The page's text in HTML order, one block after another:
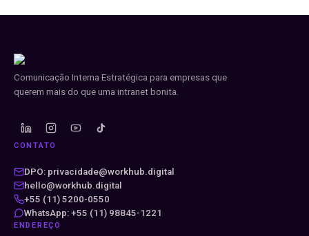
Comunicação Interna Estratégica para empresas que
querem mais do que uma intranet bonita.
CONTATO
DPO: privacidade@workhub.digital
hello@workhub.digital
+55 (11) 5200-0550
WhatsApp: +55 (11) 98845-1221
ENDEREÇO